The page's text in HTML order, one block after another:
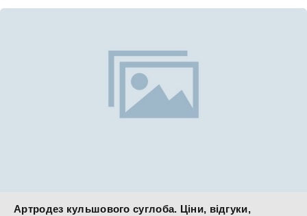
Артродез кульшового суглоба. Ціни, відгуки,